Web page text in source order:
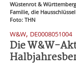
Wüstenrot &
Familie, die
Foto: THN
W&W, DE0008051004
Die W&W-